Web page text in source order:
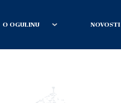
O OGULINU NOVOSTI